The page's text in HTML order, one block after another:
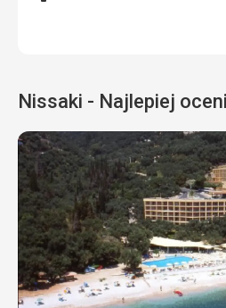
Nissaki - Najlepiej